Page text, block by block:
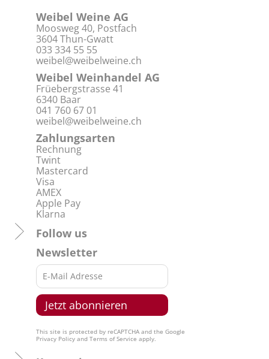
Weibel Weine AG
Moosweg 40, Postfach
3604 Thun-Gwatt
033 334 55 55
weibel@weibelweine.ch
Weibel Weinhandel AG
Früebergstrasse 41
6340 Baar
041 760 67 01
weibel@weibelweine.ch
Zahlungsarten
Rechnung
Twint
Mastercard
Visa
AMEX
Apple Pay
Klarna
Follow us
Newsletter
This site is protected by reCAPTCHA and the Google
Privacy Policy and Terms of Service apply.